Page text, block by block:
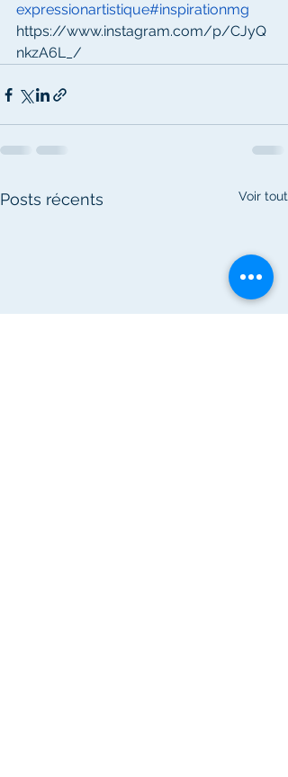
expressionartistique#inspirationmg
https://www.instagram.com/p/CJyQ
nkzA6L_/
Posts récents Voir tout